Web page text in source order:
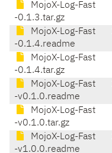
MojoX-Log-Fast
-0.1.3.tar.gz
MojoX-Log-Fast
-0.1.4.readme
MojoX-Log-Fast
-0.1.4.tar.gz
MojoX-Log-Fast
-v0.1.0.readme
MojoX-Log-Fast
-v0.1.0.tar.gz
MojoX-Log-Fast
-v1.0.0.readme